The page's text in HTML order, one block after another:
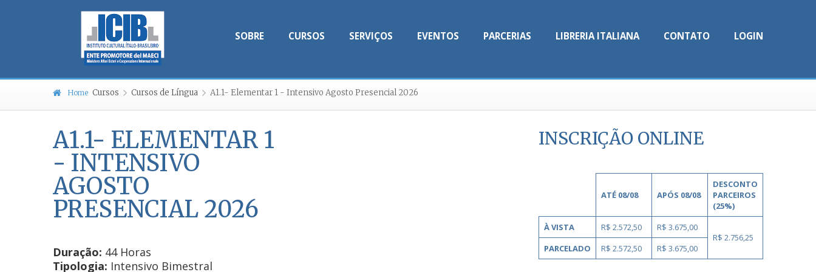
SOBRE CURSOS SERVIÇOS EVENTOS PARCERIAS LIBRERIA ITALIANA CONTATO LOGIN
Home Cursos Cursos de Língua A1.1- Elementar 1 - Intensivo Agosto Presencial 2026
A1.1- ELEMENTAR 1
- INTENSIVO
AGOSTO
PRESENCIAL 2026
Duração: 44 Horas
Tipologia: Intensivo Bimestral
INSCRIÇÃO ONLINE
ATÉ 08/08 APÓS 08/08
DESCONTO
PARCEIROS
(25%)
À VISTA
R$ 2.572,50
R$ 3.675,00
R$ 2.756,25
PARCELADO
R$ 2.572,50 R$ 3.675,00